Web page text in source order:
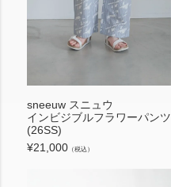
sneeuw スニュウ
インビジブルフラワーパンツ
(26SS)
¥21,000（税込）